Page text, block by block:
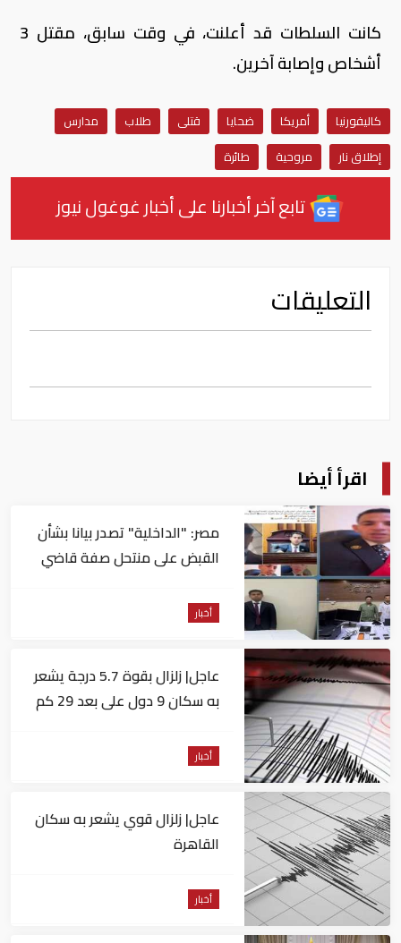
كانت السلطات قد أعلنت، في وقت سابق، مقتل 3
أشخاص وإصابة آخرين.
كاليفورنيا أمريكا ضحايا قتلى طلاب
مدارس
إطلاق نار
مروحية طائرة
تابع آخر أخبارنا على أخبار غوغول نيوز
التعليقات
اقرأ أيضا
مصر: "الداخلية" تصدر بيانا بشأن
القبض على منتحل صفة قاضي
أخبار
عاجل| زلزال بقوة 5.7 درجة يشعر
به سكان 9 دول على بعد 29 كم
أخبار
عاجل| زلزال قوي يشعر به سكان
القاهرة
أخبار